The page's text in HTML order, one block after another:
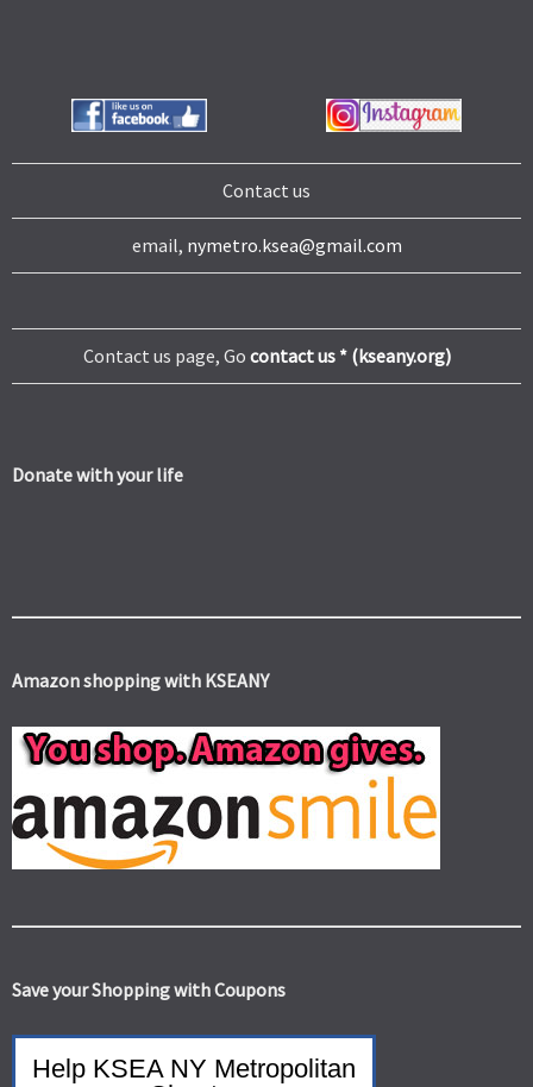
Contact us
email, nymetro.ksea@gmail.com
Contact us page, Go contact us * (kseany.org)
Donate with your life
Amazon shopping with KSEANY
Save your Shopping with Coupons
Help KSEA NY Metropolitan